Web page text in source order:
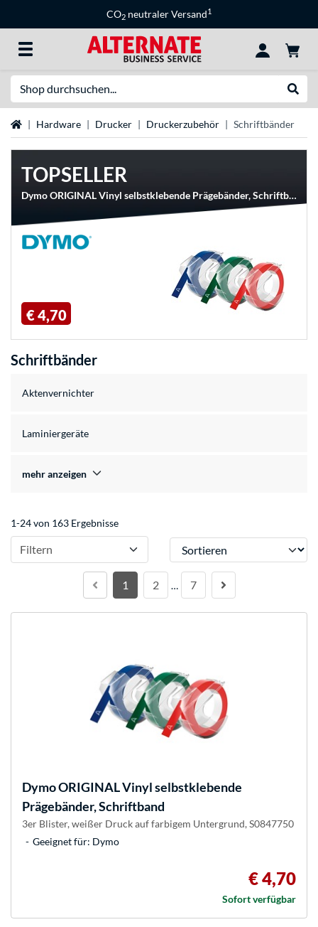
CO2 neutraler Versand1
StartseiteHardware Drucker Druckerzubehör Schriftbänder
TOPSELLER
Dymo ORIGINAL Vinyl selbstklebende Prägebänder, Schriftband
€ 4,70
Schriftbänder
Aktenvernichter
Laminiergeräte
mehr anzeigen
1-24 von 163 Ergebnisse
Filtern Sortieren
1 2 … 7
DymoORIGINAL Vinyl selbstklebende
Prägebänder, Schriftband
3er Blister, weißer Druck auf farbigem Untergrund, S0847750
Geeignet für: Dymo
€ 4,70
Sofort verfügbar